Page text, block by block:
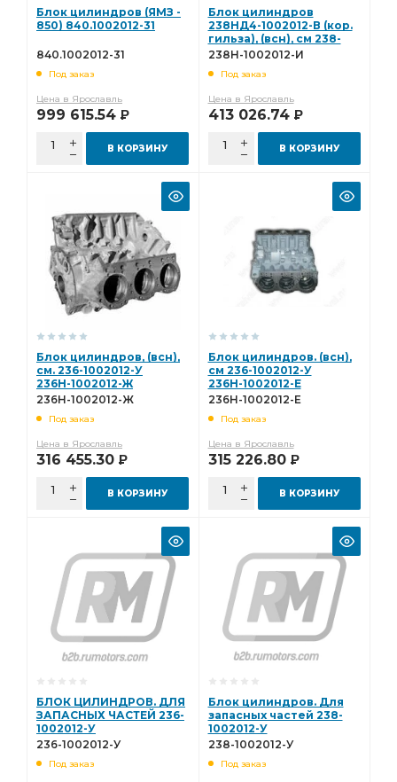
Блок цилиндров (ЯМЗ -
850) 840.1002012-31
840.1002012-31
Под заказ
Цена в Ярославль
999 615.54 Р
В КОРЗИНУ
Блок цилиндров
238НД4-1002012-В (кор.
гильза), (всн), см 238-
1002012-У 238Н-1002012-
238Н-1002012-И
Под заказ
Цена в Ярославль
413 026.74 Р
В КОРЗИНУ
Блок цилиндров, (всн),
см. 236-1002012-У
236Н-1002012-Ж
236Н-1002012-Ж
Под заказ
Цена в Ярославль
316 455.30 Р
В КОРЗИНУ
Блок цилиндров. (всн),
см 236-1002012-У
236Н-1002012-Е
236Н-1002012-Е
Под заказ
Цена в Ярославль
315 226.80 Р
В КОРЗИНУ
БЛОК ЦИЛИНДРОВ. ДЛЯ
ЗАПАСНЫХ ЧАСТЕЙ 236-
1002012-У
236-1002012-У
Под заказ
Блок цилиндров. Для
запасных частей 238-
1002012-У
238-1002012-У
Под заказ